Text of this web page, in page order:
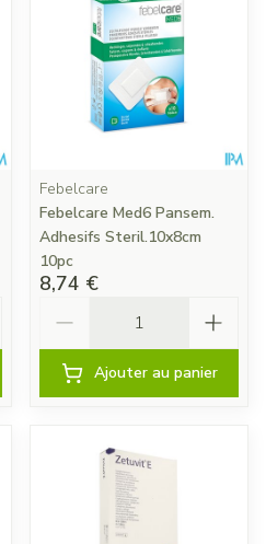
Febelcare
Febelcare Med6 Pansem.
Adhesifs Steril.10x8cm
10pc
8,74 €
Ajouter au panier